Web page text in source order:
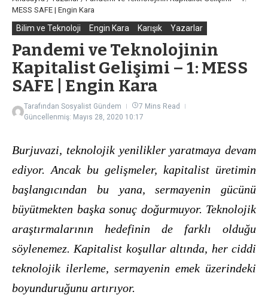
MESS SAFE | Engin Kara
Bilim ve Teknoloji Engin Kara Karışık Yazarlar
Pandemi ve Teknolojinin
Kapitalist Gelişimi – 1: MESS
SAFE | Engin Kara
Tarafından Sosyalist Gündem
7 Mins Read
Güncellenmiş: Mayıs 28, 2020 10:17
Burjuvazi, teknolojik yenilikler yaratmaya devam
ediyor. Ancak bu gelişmeler, kapitalist üretimin
başlangıcından bu yana, sermayenin gücünü
büyütmekten başka sonuç doğurmuyor. Teknolojik
araştırmalarının hedefinin de farklı olduğu
söylenemez. Kapitalist koşullar altında, her ciddi
teknolojik ilerleme, sermayenin emek üzerindeki
boyunduruğunu artırıyor.